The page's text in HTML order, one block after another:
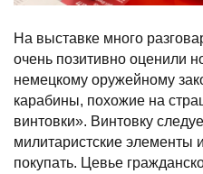
На выставке много
очень позитивно оценили
немецкому оружейному
карабины, похожие на
винтовки». Винтовку
милитаристские элементы
покупать. Цевье